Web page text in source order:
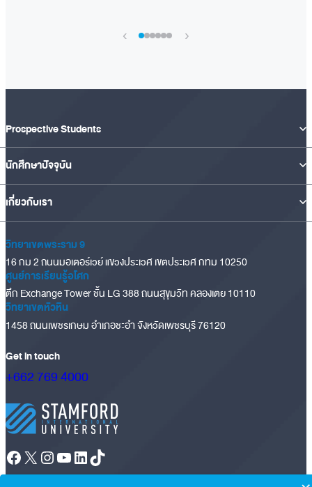
‹ ›
Prospective Students
นักศึกษาปัจจุบัน
เกี่ยวกับเรา
วิทยาเขตพระราม 9
16 กม 2 ถนนมอเตอร์เวย์ แขวงประเวศ เขตประเวศ กทม 10250
ศูนย์การเรียนรู้อโศก
ตึก Exchange Tower ชั้น LG 388 ถนนสุขุมวิท คลองเตย 10110
วิทยาเขตหัวหิน
1458 ถนนเพชรเกษม อำเภอชะอำ จังหวัดเพชรบุรี 76120
Get in touch
+662 769 4000
Facebook
X Instagram
YouTube
LinkedIn
TikTok